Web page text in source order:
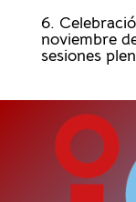
6.
noviembre
sesiones